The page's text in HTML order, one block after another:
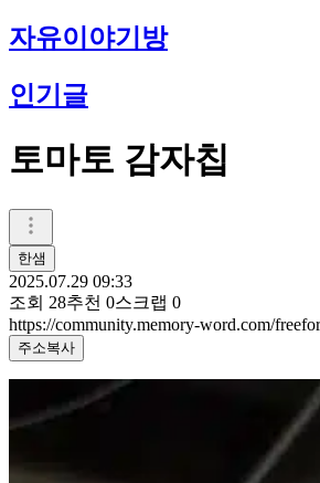
자유이야기방
인기글
토마토 감자칩
한샘
2025.07.29 09:33
조회 28추천 0스크랩 0
https://community.memory-word.com/
주소복사